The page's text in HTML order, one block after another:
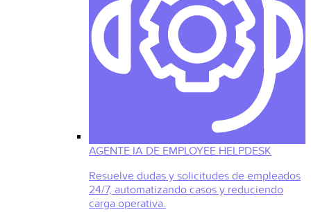
AGENTE IA DE EMPLOYEE HELPDESK
Resuelve dudas y solicitudes de empleados
24/7, automatizando casos y reduciendo
carga operativa.